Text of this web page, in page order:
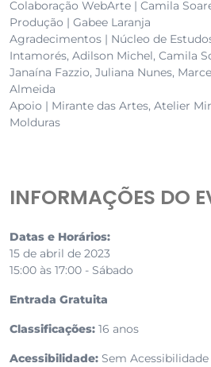
Colaboração WebArte | Camila
Produção | Gabee Laranja
Agradecimentos | Núcleo de
Intamorés, Adilson Michel, Camila
Janaína Fazzio, Juliana Nunes,
Almeida
Apoio | Mirante das Artes, Atelier
Molduras
INFORMAÇÕES DO
Datas e Horários:
15 de abril de 2023
15:00 às 17:00 - Sábado
Entrada Gratuita
Classificações: 16 anos
Acessibilidade: Sem Acessibilidade